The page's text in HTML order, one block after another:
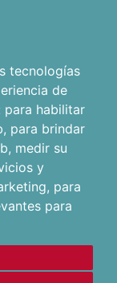
tecnologías
de
para habilitar
, para brindar
, medir su
y
, para
para